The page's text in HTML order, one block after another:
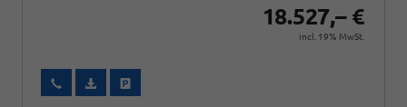
18.527,– €
incl. 19% MwSt.
Wir rufen Sie anFahrzeugexposé (PDF)